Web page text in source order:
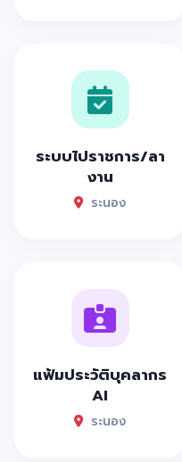
ระบบไปราชการ/ลา
งาน
ระนอง
แฟ้มประวัติบุคลากร
AI
ระนอง